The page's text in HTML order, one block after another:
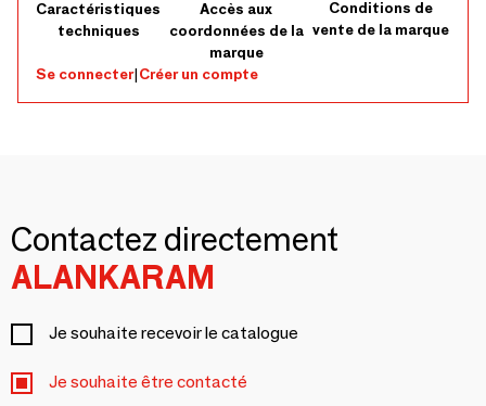
Caractéristiques
techniques
Accès aux
coordonnées de la
marque
Conditions de
vente de la marque
Se connecter|Créer un compte
Contactez directement
ALANKARAM
Je souhaite recevoir le catalogue
Je souhaite être contacté